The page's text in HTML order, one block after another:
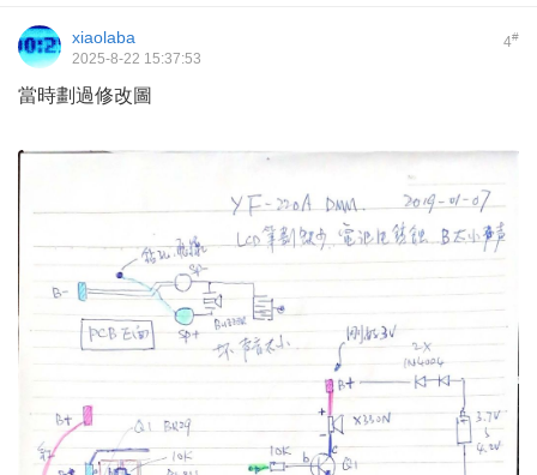
4#
xiaolaba
2025-8-22 15:37:53
當時劃過修改圖